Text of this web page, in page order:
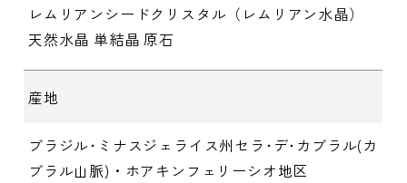
レムリアンシードクリスタル（レムリアン水晶）
天然水晶 単結晶 原石
産地
ブラジル･ミナスジェライス州セラ･デ･カブラル(カ
ブラル山脈)・ホアキンフェリーシオ地区